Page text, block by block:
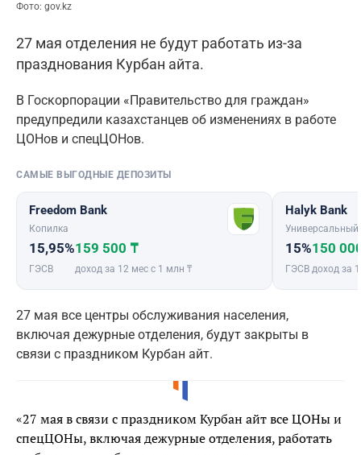
Фото: gov.kz
27 мая отделения не будут работать из-за
празднования Курбан айта.
В Госкорпорации «Правительство для граждан»
предупредили казахстанцев об изменениях в работе
ЦОНов и спецЦОНов.
САМЫЕ ВЫГОДНЫЕ ДЕПОЗИТЫ
Freedom Bank
Копилка
15,95%
ГЭСВ
159 500 ₸
доход за 12 мес с 1 млн ₸
Halyk Bank
Универсальный
15%
ГЭСВ
150
доход за
27 мая все центры обслуживания населения,
включая дежурные отделения, будут закрыты в
связи с праздником Курбан айт.
«27 мая в связи с праздником Курбан айт все ЦОНы и
спецЦОНы, включая дежурные отделения, работать